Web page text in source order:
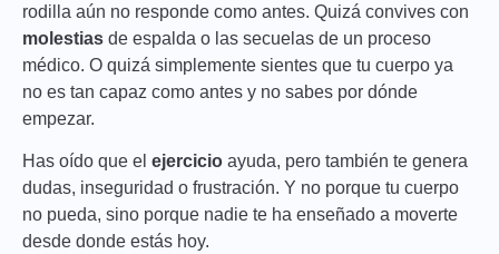
rodilla aún no responde como antes. Quizá convives con
molestias de espalda o las secuelas de un proceso
médico. O quizá simplemente sientes que tu cuerpo ya
no es tan capaz como antes y no sabes por dónde
empezar.
Has oído que el ejercicio ayuda, pero también te genera
dudas, inseguridad o frustración. Y no porque tu cuerpo
no pueda, sino porque nadie te ha enseñado a moverte
desde donde estás hoy.